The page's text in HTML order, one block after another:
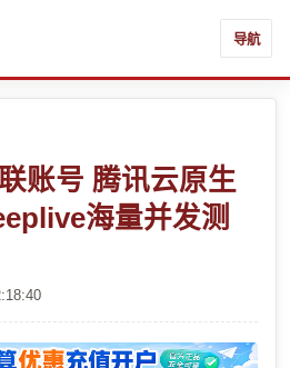
导航
账号 腾讯云原生
海量并发测